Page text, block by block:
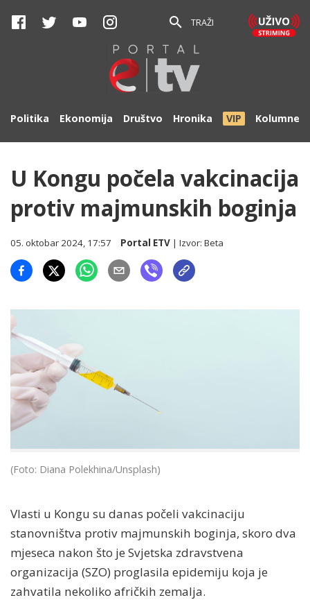
TRAŽI
Politika Ekonomija Društvo Hronika VIP Kolumne
U Kongu počela vakcinacija
protiv majmunskih boginja
05. oktobar 2024, 17:57 Portal ETV | Izvor:Beta
(Foto: Diana Polekhina/Unsplash)
Vlasti u Kongu su danas počeli vakcinaciju
stanovništva protiv majmunskih boginja, skoro dva
mjeseca nakon što je Svjetska zdravstvena
organizacija (SZO) proglasila epidemiju koja je
zahvatila nekoliko afričkih zemalja.